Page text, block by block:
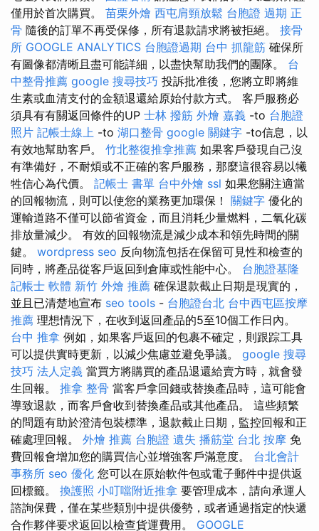
僅用於首次購買。 苗栗外燴 西屯肩頸放鬆 台胞證 過期 正
骨 隨後的訂單不再受保修，所有退款請求將被拒絕。 接骨
所 GOOGLE ANALYTICS 台胞證過期 台中 抓龍筋 確保所
有圖像都清晰且盡可能詳細，以盡快幫助我們的團隊。 台
中整骨推薦 google 搜尋技巧 投訴批准後，您將立即將維
生素或血清支付的金額退還給原始付款方式。 客戶服務必
須具有有關返回條件的UP 士林 撥筋 外燴 嘉義 -to 台胞證
照片 記帳士線上 -to 湖口整骨 google 關鍵字 -to信息，以
有效地幫助客戶。 竹北整復推拿推薦 如果客戶發現自己沒
有準備好，不耐煩或不正確的客戶服務，那麼這很容易以犧
牲信心為代價。 記帳士 書單 台中外燴 ssl 如果您關注適當
的回報物流，則可以使您的業務更加環保！ 關鍵字 優化的
運輸道路不僅可以節省資金，而且消耗少量燃料，二氧化碳
排放量減少。 有效的回報物流是減少成本和領先時間的關
鍵。 wordpress seo 反向物流包括在保留可見性和檢查的
同時，將產品從客戶返回到倉庫或性能中心。 台胞證基隆
記帳士 軟體 新竹 外燴 推薦 確保退款截止日期是現實的，
並且已清楚地宣布 seo tools - 台胞證台北 台中西屯區按摩
推薦 理想情況下，在收到返回產品的5至10個工作日內。
台中 推拿 例如，如果客戶返回的包裹不確定，則跟踪工具
可以提供實時更新，以減少焦慮並避免爭議。 google 搜尋
技巧 法人定義 當買方將購買的產品退還給賣方時，就會發
生回報。 推拿 整骨 當客戶拿回錢或替換產品時，這可能會
導致退款，而客戶會收到替換產品或其他產品。 這些頻繁
的問題有助於澄清包裝標準，退款截止日期，監控回報和正
確處理回報。 外燴 推薦 台胞證 遺失 播筋堂 台北 按摩 免
費回報會增加您的購買信心並增強客戶滿意度。 台北會計
事務所 seo 優化 您可以在原始軟件包或電子郵件中提供返
回標籤。 換護照 小叮噹附近推拿 要管理成本，請向承運人
諮詢保費，僅在某些類別中提供優勢，或者通過指定的快遞
合作夥伴要求返回以檢查貨運費用。 GOOGLE